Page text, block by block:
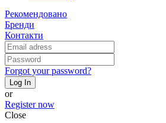
Рекомендовано
Бренди
Контакти
Forgot your password?
Log In
or
Register now
Close